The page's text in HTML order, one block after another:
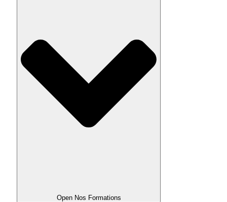
Open Nos Formations